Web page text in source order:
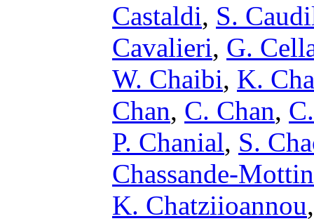
Castaldi, S.
Cavalieri, G.
W. Chaibi, K.
Chan, C. Chan,
P. Chanial, S.
Chassande-Mottin
K. Chatziioannou